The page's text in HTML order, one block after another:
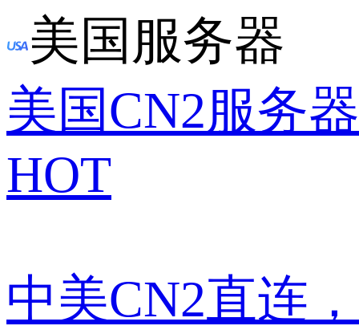
美国服务器
美国CN2服务器
HOT
中美CN2直连